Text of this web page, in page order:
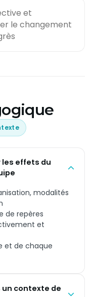
et
le changement
effets du
modalités
de repères
et
et de chaque
un contexte de